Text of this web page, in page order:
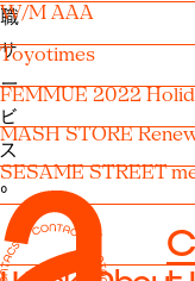
職
サ
ー
ビ
ス
。
企
W/M AAA
Toyotimes
FEMMUE 2022
MASH STORE
SESAME STREET